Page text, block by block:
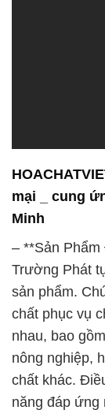
– **Sản
Trường Phát
sản phẩm.
chất phục vụ
nhau, bao
nông nghiệp,
chất khác.
năng đáp
– **Chất
tiên hàng đầu
Phát. Chúng
chất lượng